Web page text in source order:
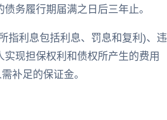
务履行期届满之日后三年止。
指利息包括利息、罚息和复利)、违
现担保权利和债权所产生的费用
补足的保证金。